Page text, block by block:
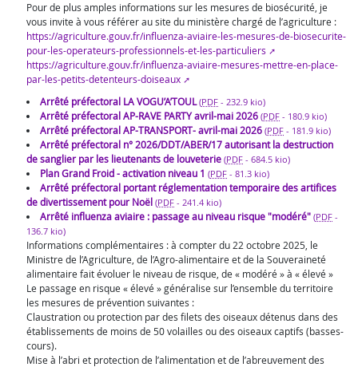
Pour de plus amples informations sur les mesures de biosécurité, je
vous invite à vous référer au site du ministère chargé de l’agriculture :
https://agriculture.gouv.fr/influenza-aviaire-les-mesures-de-biosecurite-
pour-les-operateurs-professionnels-et-les-particuliers
https://agriculture.gouv.fr/influenza-aviaire-mesures-mettre-en-place-
par-les-petits-detenteurs-doiseaux
Arrêté préfectoral LA VOGU’A’TOUL (PDF - 232.9 kio)
Arrêté préfectoral AP-RAVE PARTY avril-mai 2026 (PDF - 180.9 kio)
Arrêté préfectoral AP-TRANSPORT- avril-mai 2026 (PDF - 181.9 kio)
Arrêté préfectoral n° 2026/DDT/ABER/17 autorisant la destruction
de sanglier par les lieutenants de louveterie (PDF - 684.5 kio)
Plan Grand Froid - activation niveau 1 (PDF - 81.3 kio)
Arrêté préfectoral portant réglementation temporaire des artifices
de divertissement pour Noël (PDF - 241.4 kio)
Arrêté influenza aviaire : passage au niveau risque "modéré" (PDF -
136.7 kio)
Informations complémentaires : à compter du 22 octobre 2025, le
Ministre de l’Agriculture, de l’Agro-alimentaire et de la Souveraineté
alimentaire fait évoluer le niveau de risque, de « modéré » à « élevé »
Le passage en risque « élevé » généralise sur l’ensemble du territoire
les mesures de prévention suivantes :
Claustration ou protection par des filets des oiseaux détenus dans des
établissements de moins de 50 volailles ou des oiseaux captifs (basses-
cours).
Mise à l’abri et protection de l’alimentation et de l’abreuvement des